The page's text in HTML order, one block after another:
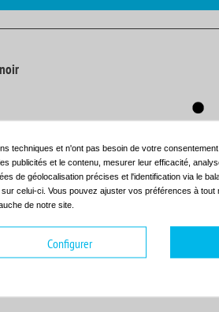
votre imprimante - Garantie 2ans
techniques et n'ont pas besoin de votre
publicités et le contenu, mesurer leur efficacité,
de géolocalisation précises et l'identification via le
celui-ci. Vous pouvez ajuster vos préférences à tout
de notre site.
Configurer